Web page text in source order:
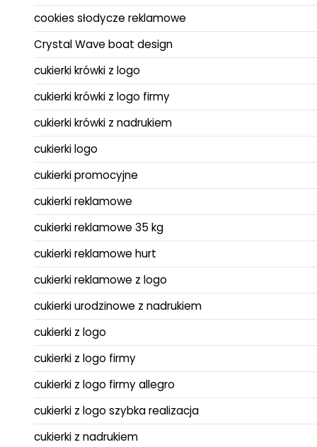
cookies słodycze reklamowe
Crystal Wave boat design
cukierki krówki z logo
cukierki krówki z logo firmy
cukierki krówki z nadrukiem
cukierki logo
cukierki promocyjne
cukierki reklamowe
cukierki reklamowe 35 kg
cukierki reklamowe hurt
cukierki reklamowe z logo
cukierki urodzinowe z nadrukiem
cukierki z logo
cukierki z logo firmy
cukierki z logo firmy allegro
cukierki z logo szybka realizacja
cukierki z nadrukiem